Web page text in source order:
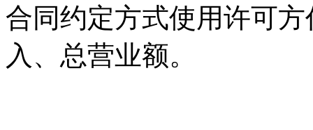
合同约定方式使用许可
入、总营业额。